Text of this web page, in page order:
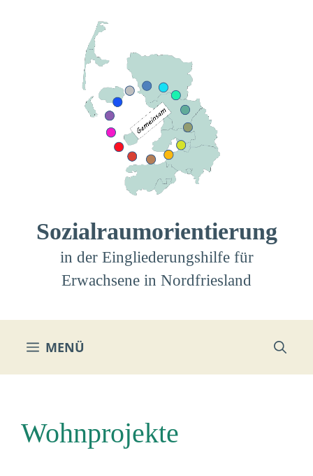
Sozialraum­orientierung
in der Eingliederungs­hilfe für
Erwachsene in Nordfriesland
MENÜ
Wohnprojekte